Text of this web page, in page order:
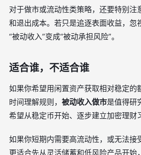
对于做市或流动性类策略，还要特别注
和退出成本。若只是追逐表面收益，忽
“被动收入”变成“被动承担风险”。
适合谁，不适合谁
如果你希望用闲置资产获取相对稳定的
时间理解规则， 被动收入做市是值得研
希望从稳定币开始、逐步建立加密理财
如果你短期内需要高流动性，或无法接
更适合先从灵活储蓄和低风险产品开始